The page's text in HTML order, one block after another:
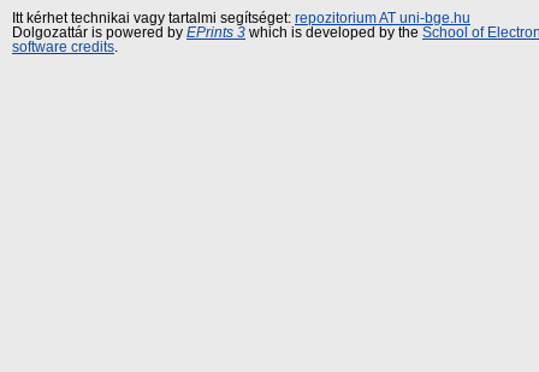
Itt kérhet technikai vagy tartalmi segítséget: repozitorium AT uni-bge.hu
Dolgozattár is powered by EPrints 3 which is developed by the School of
software credits